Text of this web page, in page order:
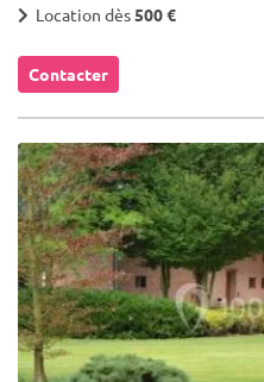
Location dès500 €
Contacter